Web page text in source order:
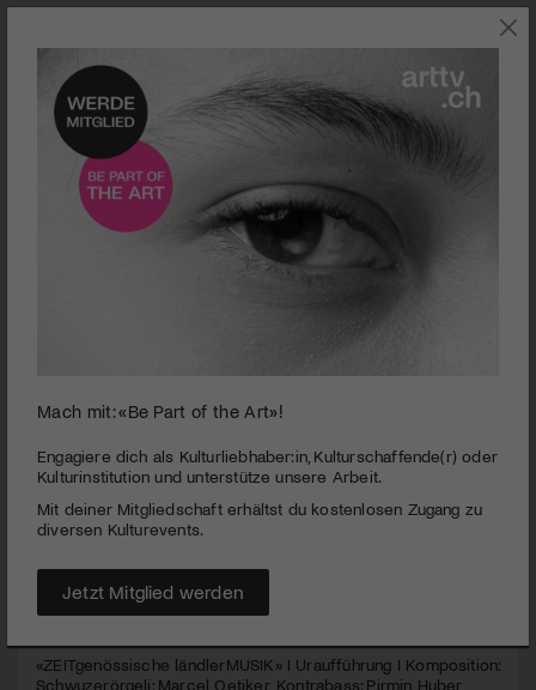
seconds
minutes,
seconds
Marcel Oetiker I Stubete am See
PUBLIZIERT AM 2. SEPTEMBER 2012
traditionelles Schweizer Instrument: das Schwyzerörgeli.
Uraufführung des Werkes «ZEITgenössische ländlerMUSIK»
MEHR
«ZEITgenössische ländlerMUSIK» I Uraufführung I Komposition:
Schwyzerörgeli: Marcel Oetiker, Kontrabass: Pirmin Huber,
Mach mit: «Be Part of the Art»!
Engagiere dich als Kulturliebhaber:in, Kulturschaffende(r) oder
Kulturinstitution und unterstütze unsere Arbeit.
Mit deiner Mitgliedschaft erhältst du kostenlosen Zugang zu
diversen Kulturevents.
Jetzt Mitglied werden